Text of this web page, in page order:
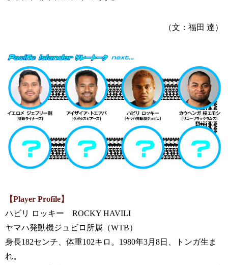
（文：福田 達）
【Player Profile】
ハビリ ロッキー ROCKY HAVILI
ヤマハ発動機ジュビロ所属（WTB）
身長182センチ、体重102キロ。1980年3月8日、トンガ生ま
れ。